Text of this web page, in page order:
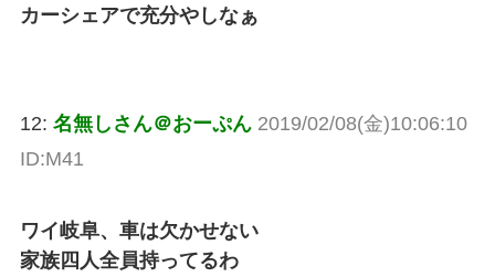
カーシェアで充分やしなぁ
12: 名無しさん＠おーぷん 2019/02/08(金)10:06:10
ID:M41
ワイ岐阜、車は欠かせない
家族四人全員持ってるわ